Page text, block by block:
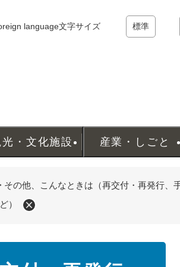
language文字サイズ 標準
光・文化施設 産業・しごと
その他、こんなときは（再交付・再発行、
）